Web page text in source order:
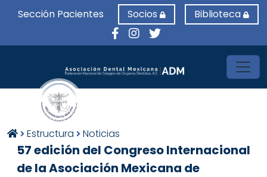
Sección Pacientes Socios Biblioteca
Estructura Noticias
57 edición del Congreso Internacional
de la Asociación Mexicana de